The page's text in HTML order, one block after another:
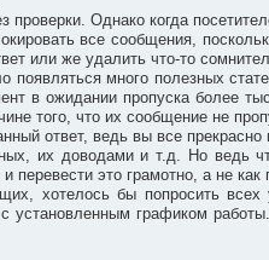
Однако когда
все сообщения,
или же удалить что-то
много полезных
в ожидании пропуска более
того, что их сообщение не
ответ, ведь вы все
их доводами и т.д. Но ведь
это грамотно, а не как
хотелось бы попросить всех
графиком